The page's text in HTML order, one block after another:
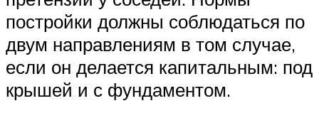
постройки должны соблюдаться по
двум направлениям в том случае,
если он делается капитальным: под
крышей и с фундаментом.